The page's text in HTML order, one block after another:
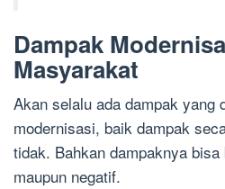
Dampak
Masyarakat
Akan selalu ada dampak yang
modernisasi, baik dampak
tidak. Bahkan dampaknya
maupun negatif.